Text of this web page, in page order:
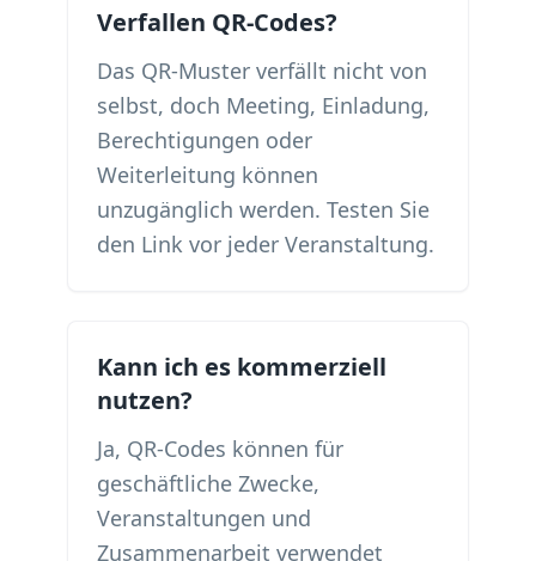
Verfallen QR-Codes?
Das QR-Muster verfällt nicht von
selbst, doch Meeting, Einladung,
Berechtigungen oder
Weiterleitung können
unzugänglich werden. Testen Sie
den Link vor jeder Veranstaltung.
Kann ich es kommerziell
nutzen?
Ja, QR-Codes können für
geschäftliche Zwecke,
Veranstaltungen und
Zusammenarbeit verwendet